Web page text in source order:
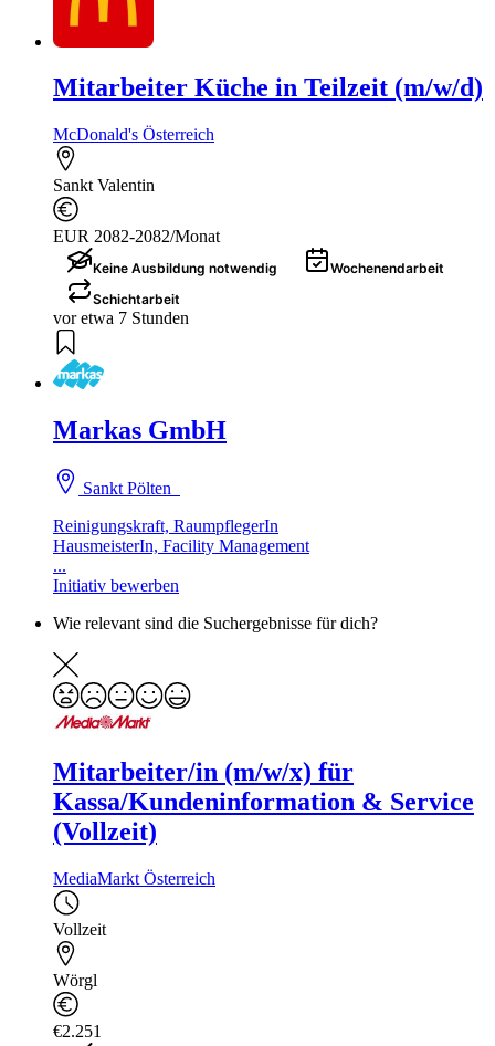
Mitarbeiter Küche in Teilzeit (m/w/d)
McDonald's Österreich
Sankt Valentin
EUR 2082-2082/Monat
Keine Ausbildung notwendig
Wochenendarbeit
Schichtarbeit
vor etwa 7 Stunden
Markas GmbH
Sankt Pölten
Reinigungskraft, RaumpflegerIn
HausmeisterIn, Facility Management
...
Initiativ bewerben
Wie relevant sind die Suchergebnisse für dich?
Mitarbeiter/in (m/w/x) für
Kassa/Kundeninformation & Service
(Vollzeit)
MediaMarkt Österreich
Vollzeit
Wörgl
€2.251